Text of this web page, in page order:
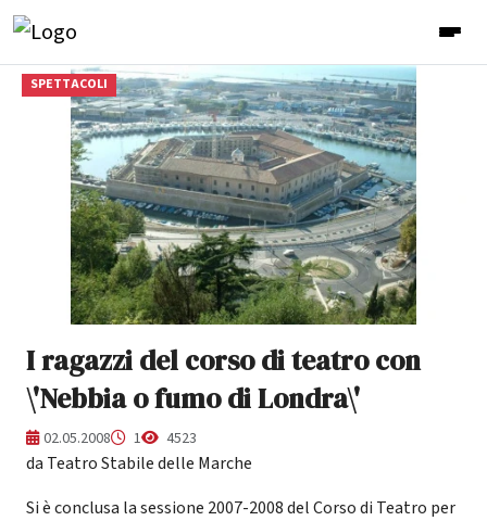
SPETTACOLI
I ragazzi del corso di teatro con
\'Nebbia o fumo di Londra\'
02.05.2008 1 4523
da Teatro Stabile delle Marche
Si è conclusa la sessione 2007-2008 del Corso di Teatro per